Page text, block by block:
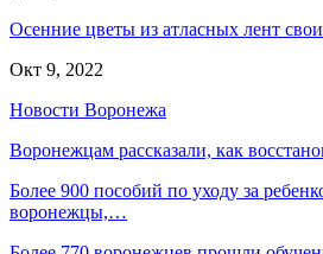
Осенние цветы из атласных лент
Окт 9, 2022
Новости Воронежа
Воронежцам рассказали, как
Более 900 пособий по уходу за
воронежцы,…